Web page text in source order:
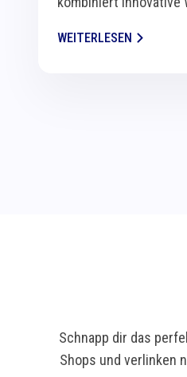
Technologie mit
eine...
WEITERLESEN
Schnapp dir das
Shops und verlinken